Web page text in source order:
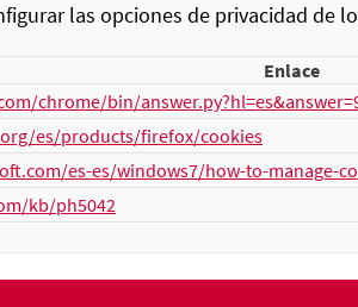
las opciones de privacidad de
Enlace
chrome/bin/
es/products/firefox/cookies
es-es/windows7/how-to-manage-
kb/ph5042